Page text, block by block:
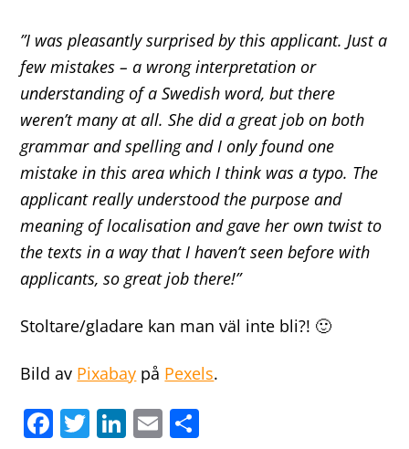
”I was pleasantly surprised by this applicant. Just a
few mistakes – a wrong interpretation or
understanding of a Swedish word, but there
weren’t many at all. She did a great job on both
grammar and spelling and I only found one
mistake in this area which I think was a typo. The
applicant really understood the purpose and
meaning of localisation and gave her own twist to
the texts in a way that I haven’t seen before with
applicants, so great job there!”
Stoltare/gladare kan man väl inte bli?! 🙂
Bild av Pixabay på Pexels.
F T Li E